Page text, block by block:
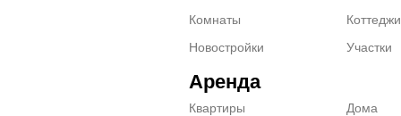
Комнаты
Новостройки
Коттеджи
Участки
Аренда
Квартиры
Дома